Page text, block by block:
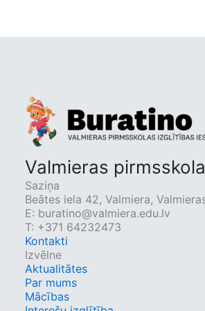
Valmieras
Saziņa
Beātes iela 42, Valmiera,
E: buratino@valmiera.edu.lv
T: +371 64232473
Kontakti
Izvēlne
Aktualitātes
Par mums
Mācības